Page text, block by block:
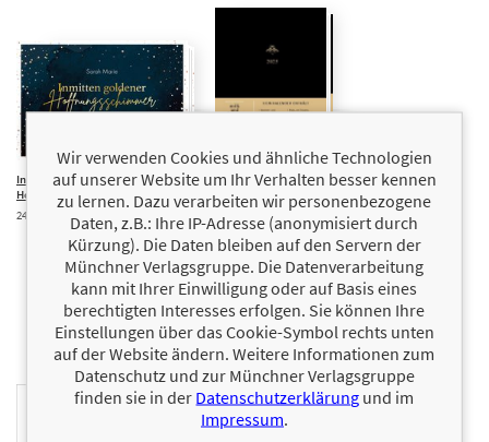
12,00 €
Inmitten goldener
Hoffnungsschimmer
24 poetische Lichtblicke im Advent
18,00 €
milk and
honey –
Kalender 2025
Wochen- und
Monatskalender zum
Eintragen
Wir verwenden Cookies und ähnliche Technologien
auf unserer Website um Ihr Verhalten besser kennen
zu lernen. Dazu verarbeiten wir personenbezogene
Daten, z.B.: Ihre IP-Adresse (anonymisiert durch
Kürzung). Die Daten bleiben auf den Servern der
Münchner Verlagsgruppe. Die Datenverarbeitung
kann mit Ihrer Einwilligung oder auf Basis eines
berechtigten Interesses erfolgen. Sie können Ihre
Einstellungen über das Cookie-Symbol rechts unten
auf der Website ändern. Weitere Informationen zum
Datenschutz und zur Münchner Verlagsgruppe
finden sie in der Datenschutzerklärung und im
Impressum.